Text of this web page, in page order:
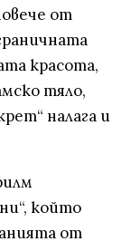
от
красота,
тяло,
налага и
който
от